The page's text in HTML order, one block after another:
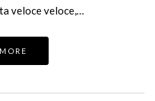
veloce veloce,…